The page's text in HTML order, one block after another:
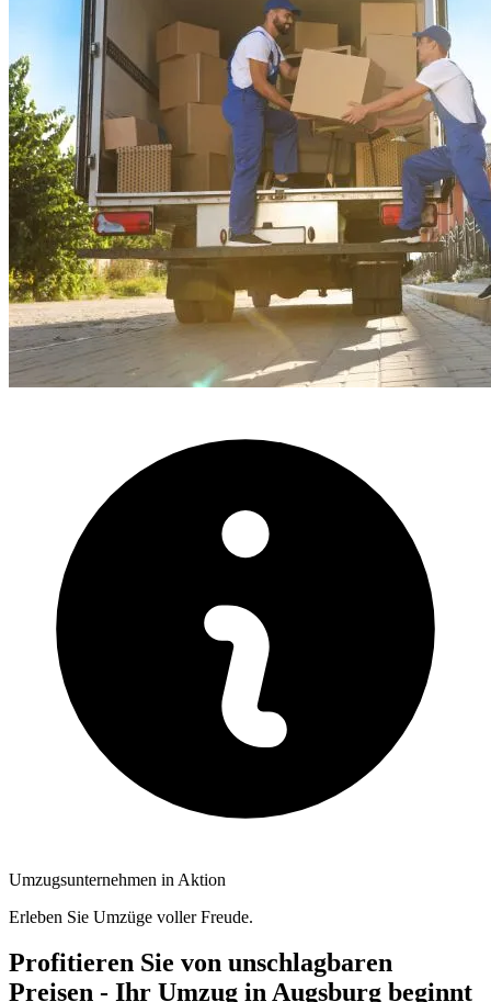
Umzugsunternehmen in Aktion
Erleben Sie Umzüge voller Freude.
Profitieren Sie von unschlagbaren
Preisen - Ihr Umzug in Augsburg beginnt